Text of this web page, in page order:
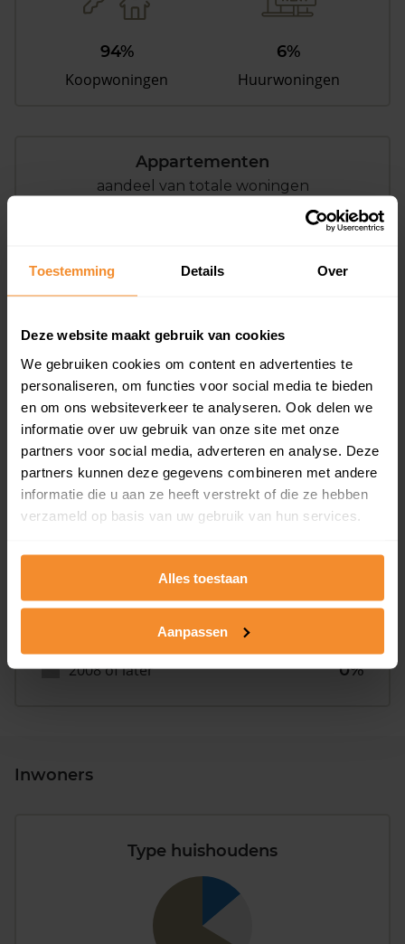
Toestemming Details Over
Deze website maakt gebruik van cookies
We gebruiken cookies om content en advertenties te
personaliseren, om functies voor social media te bieden
en om ons websiteverkeer te analyseren. Ook delen we
informatie over uw gebruik van onze site met onze
partners voor social media, adverteren en analyse. Deze
partners kunnen deze gegevens combineren met andere
informatie die u aan ze heeft verstrekt of die ze hebben
verzameld op basis van uw gebruik van hun services.
Alles toestaan
Aanpassen
94%
Koopwoningen
6%
Huurwoningen
Appartementen
aandeel van totale woningen
0%
Bouwjaar
1946 - 1980
0%
2008 of later
0%
Inwoners
Type huishoudens